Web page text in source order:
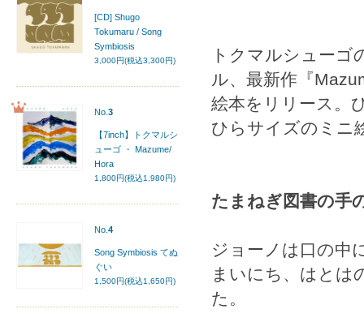
トクマルシューゴ
ル、最新作『
絵本をリリース。
ひらサイズのミニ
たまねぎ図書の手
ジョーノは口の中
まいにち、はとは
た。
[CD] Shugo
Tokumaru / Song
Symbiosis
3,000円(税込3,300円)
No. 3
【7inch】トクマルシ
ューゴ ・ Mazume/
Hora
1,800円(税込1,980円)
No. 4
Song Symbiosis てぬ
ぐい
1,500円(税込1,650円)